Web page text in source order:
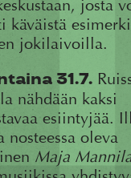
josta
käväistä
jokilaivoilla.
31.7.
nähdään kaksi
esiintyjää.
nosteessa oleva
Maja